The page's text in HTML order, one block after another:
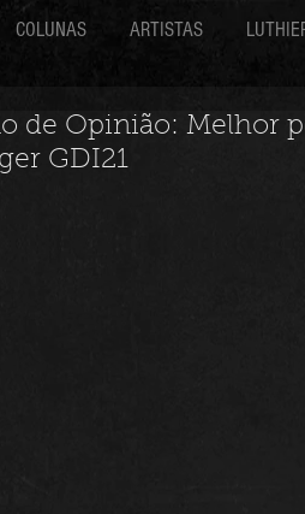
COLUNAS ARTISTAS
de Opinião: Melhor
GDI21